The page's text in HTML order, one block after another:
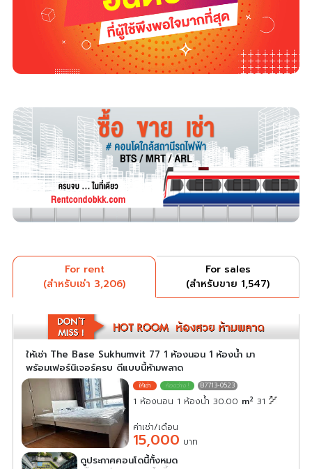
For rent
(สำหรับเช่า 3,206)
For sales
(สำหรับขาย 1,547)
ให้เช่า The Base Sukhumvit 77 1 ห้องนอน 1 ห้องน้ำ มา
พร้อมเฟอร์นิเจอร์ครบ ดีแบบนี้ห้ามพลาด
B7713-0523
1 ห้องนอน 1 ห้องน้ำ 30.00 m2 31
ค่าเช่า/เดือน
15,000 บาท
ดูประกาศคอนโดนี้ทั้งหมด